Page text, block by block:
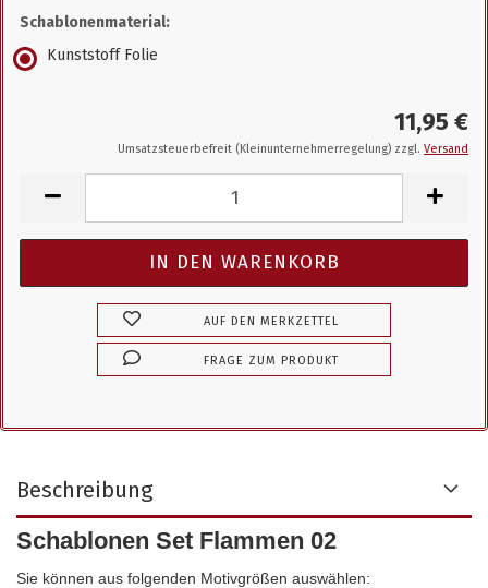
Schablonenmaterial:
Kunststoff Folie
11,95 €
Umsatzsteuerbefreit (Kleinunternehmerregelung) zzgl. Versand
AUF DEN MERKZETTEL
FRAGE ZUM PRODUKT
Beschreibung
Schablonen Set Flammen 02
Sie können aus folgenden Motivgrößen auswählen: